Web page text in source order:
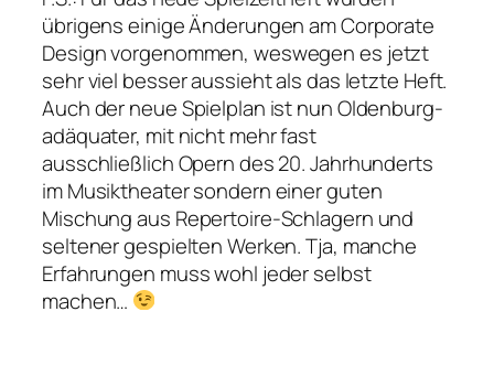
übrigens einige Änderungen am Corporate
Design vorgenommen, weswegen es jetzt
sehr viel besser aussieht als das letzte Heft.
Auch der neue Spielplan ist nun Oldenburg-
adäquater, mit nicht mehr fast
ausschließlich Opern des 20. Jahrhunderts
im Musiktheater sondern einer guten
Mischung aus Repertoire-Schlagern und
seltener gespielten Werken. Tja, manche
Erfahrungen muss wohl jeder selbst
machen…